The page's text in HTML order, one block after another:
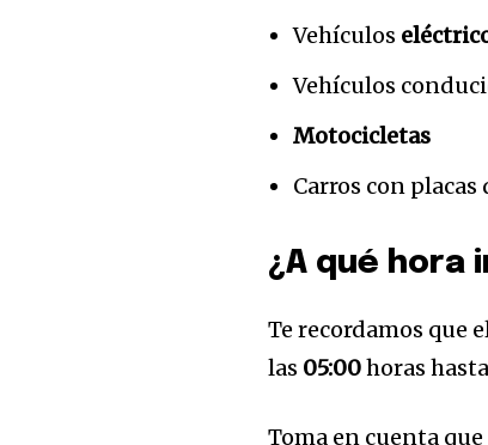
Vehículos
Vehículos
Motocicletas
Carros con placas
¿A qué hora
Te recordamos que
las 05:00horas
Toma en cuenta